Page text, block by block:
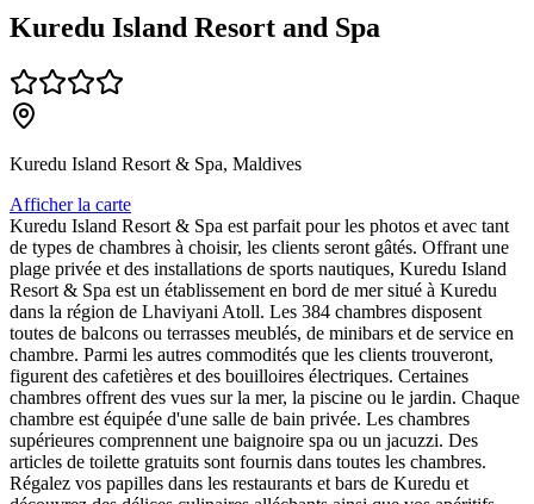
Kuredu Island Resort and Spa
Kuredu Island Resort & Spa, Maldives
Afficher la carte
Kuredu Island Resort & Spa est parfait pour les photos et avec tant
de types de chambres à choisir, les clients seront gâtés. Offrant une
plage privée et des installations de sports nautiques, Kuredu Island
Resort & Spa est un établissement en bord de mer situé à Kuredu
dans la région de Lhaviyani Atoll. Les 384 chambres disposent
toutes de balcons ou terrasses meublés, de minibars et de service en
chambre. Parmi les autres commodités que les clients trouveront,
figurent des cafetières et des bouilloires électriques. Certaines
chambres offrent des vues sur la mer, la piscine ou le jardin. Chaque
chambre est équipée d'une salle de bain privée. Les chambres
supérieures comprennent une baignoire spa ou un jacuzzi. Des
articles de toilette gratuits sont fournis dans toutes les chambres.
Régalez vos papilles dans les restaurants et bars de Kuredu et